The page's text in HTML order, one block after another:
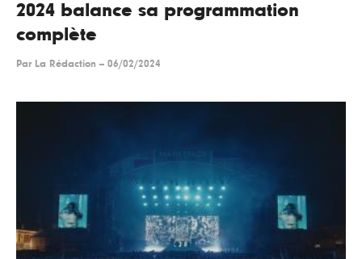
2024 balance sa programmation
complète
Par La Rédaction -- 06/02/2024